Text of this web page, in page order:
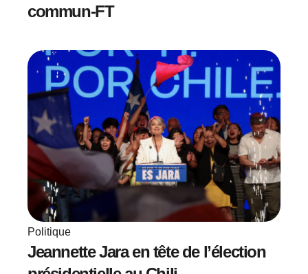
commun-FT
Politique
Jeannette Jara en tête de l’élection